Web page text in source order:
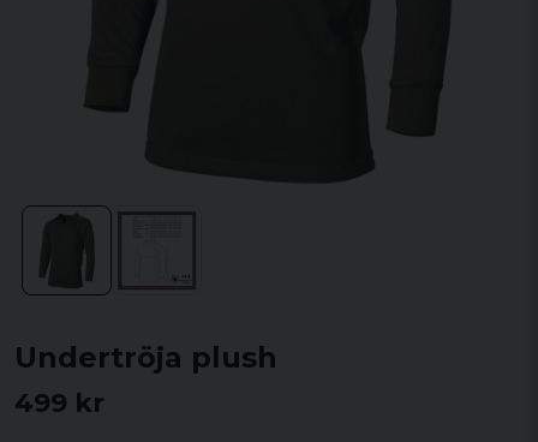
Undertröja plush
499 kr